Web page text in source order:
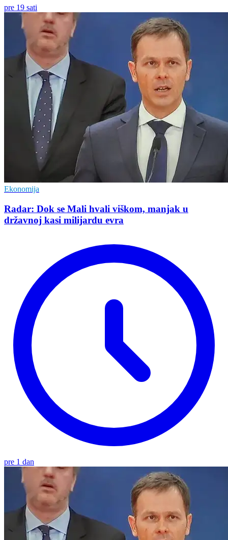
pre 19 sati
Ekonomija
Radar: Dok se Mali hvali viškom, manjak u
državnoj kasi milijardu evra
pre 1 dan